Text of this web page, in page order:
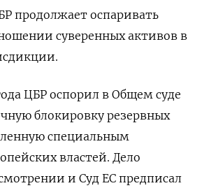
‌продолжает оспаривать
суверенных активов в
‌ЦБР оспорил в Общем суде
блокировку резервных
специальным
властей. Дело
и Суд ЕС предписал